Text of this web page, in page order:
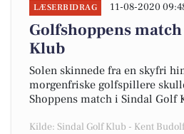
LÆSERBIDRAG 11-08-2020
Golfshoppens
Klub
Solen skinnede fra en skyfri
morgenfriske golfspillere
Shoppens match i Sindal Golf
Kilde: Sindal Golf Klub - Kent